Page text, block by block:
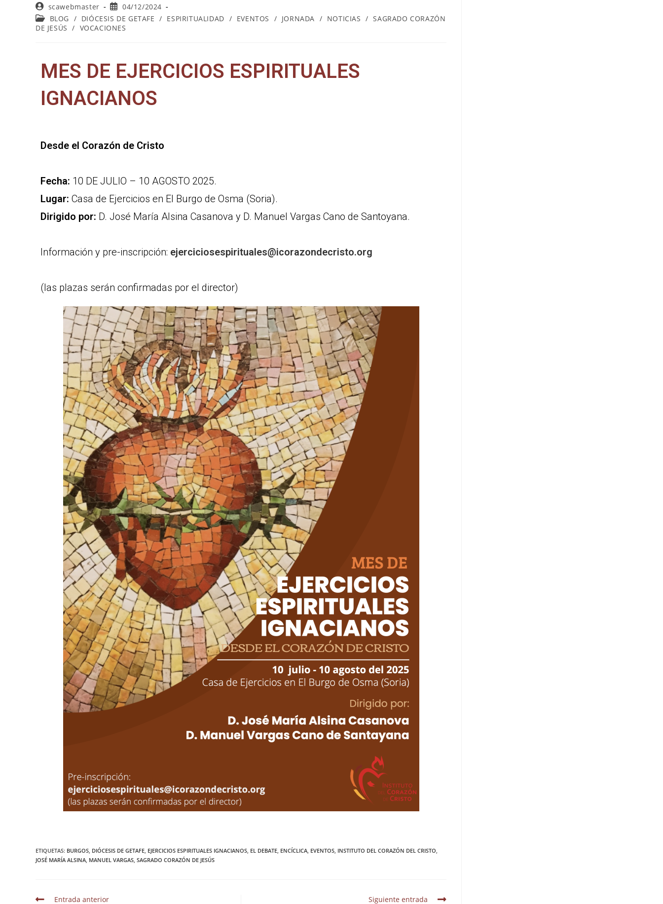
scawebmaster
04/12/2024
BLOG / DIÓCESIS DE GETAFE / ESPIRITUALIDAD / EVENTOS / JORNADA / NOTICIAS / SAGRADO CORAZÓN
DE JESÚS
/ VOCACIONES
MES DE EJERCICIOS ESPIRITUALES
IGNACIANOS
Desde el Corazón de Cristo
Fecha: 10 DE JULIO – 10 AGOSTO 2025.
Lugar: Casa de Ejercicios en El Burgo de Osma (Soria).
Dirigido por: D. José María Alsina Casanova y D. Manuel Vargas Cano de Santoyana.
Información y pre-inscripción: ejerciciosespirituales@icorazondecristo.org
(las plazas serán confirmadas por el director)
ETIQUETAS: BURGOS, DIÓCESIS DE GETAFE, EJERCICIOS ESPIRITUALES IGNACIANOS, EL DEBATE, ENCÍCLICA, EVENTOS, INSTITUTO DEL CORAZÓN DEL CRISTO,
JOSÉ MARÍA ALSINA, MANUEL VARGAS, SAGRADO CORAZÓN DE JESÚS
Entrada anterior Siguiente entrada